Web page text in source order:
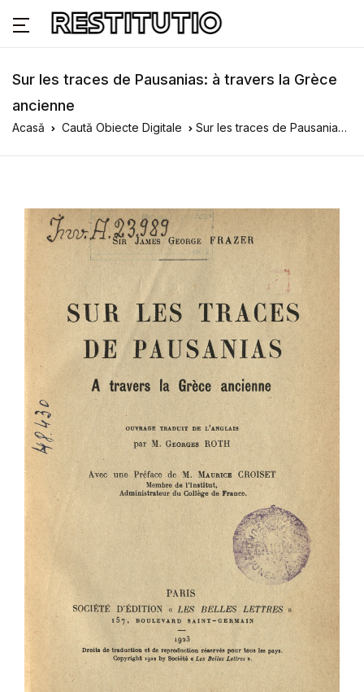
Sur les traces de Pausanias: à travers la Grèce
ancienne
Acasă Caută Obiecte Digitale Sur les traces de Pausanias: à travers la Grèce ancienne